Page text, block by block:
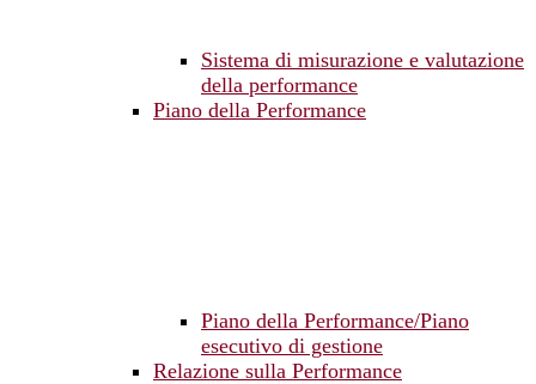
Sistema di misurazione e valutazione
della performance
Piano della Performance
Piano della Performance/Piano
esecutivo di gestione
Relazione sulla Performance